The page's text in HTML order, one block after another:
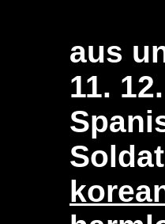
aus
11.